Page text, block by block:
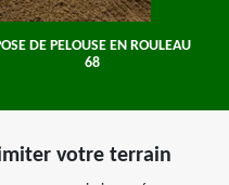
DE PELOUSE EN ROULEAU
68
votre terrain